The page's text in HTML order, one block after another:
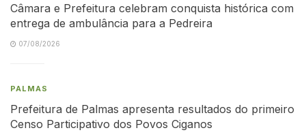
Câmara e Prefeitura celebram conquista histórica com
entrega de ambulância para a Pedreira
07/08/2026
PALMAS
Prefeitura de Palmas apresenta resultados do primeiro
Censo Participativo dos Povos Ciganos